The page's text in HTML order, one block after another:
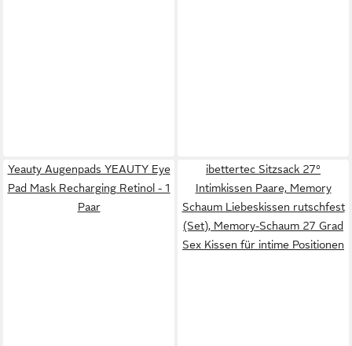
Yeauty Augenpads YEAUTY Eye
Pad Mask Recharging Retinol - 1
Paar
ibettertec Sitzsack 27°
Intimkissen Paare, Memory
Schaum Liebeskissen rutschfest
(Set), Memory-Schaum 27 Grad
Sex Kissen für intime Positionen